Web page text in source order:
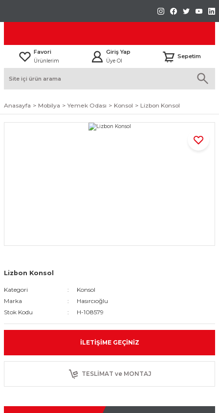
Favori
Ürünlerim
Giriş Yap
Üye Ol
Sepetim
Anasayfa Mobilya Yemek Odası Konsol Lizbon Konsol
Lizbon Konsol
Kategori
Konsol
Marka
Hasırcıoğlu
Stok Kodu
H-108579
İLETIŞIME GEÇINIZ
TESLİMAT ve MONTAJ